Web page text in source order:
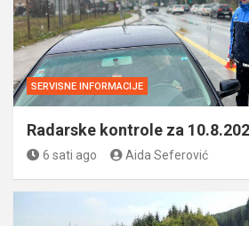
SERVISNE INFORMACIJE
Radarske kontrole za
6 sati ago Aida Seferović